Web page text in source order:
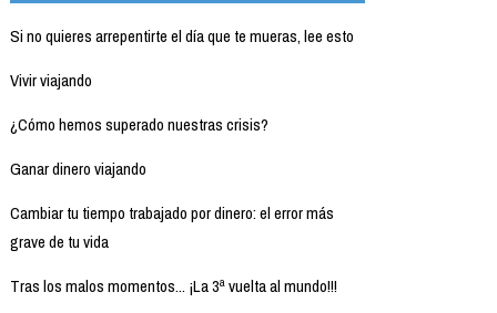
Si no quieres arrepentirte el día que te mueras, lee esto
Vivir viajando
¿Cómo hemos superado nuestras crisis?
Ganar dinero viajando
Cambiar tu tiempo trabajado por dinero: el error más
grave de tu vida
Tras los malos momentos... ¡La 3ª vuelta al mundo!!!